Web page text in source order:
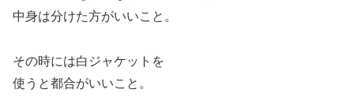
中身は分けた方がいいこと。
その時には白ジャケットを
使うと都合がいいこと。